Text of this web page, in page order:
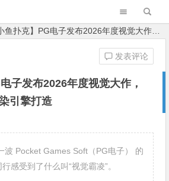
鱼扑克】PG电子发布2026年度视觉大作，采用电影级3D渲染引擎打造
子发布2026年度视觉大作，
引擎打造
发表评论
波 Pocket Games Soft（PG电子） 的
感受到了什么叫“视觉霸凌”。